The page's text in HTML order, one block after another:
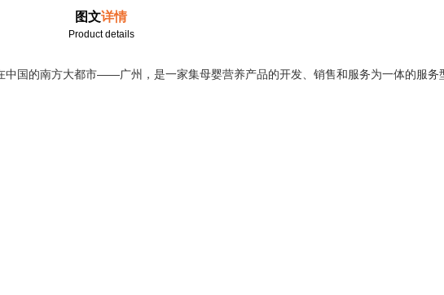
图文详情
Product details
国的南方大都市——广州，是一家集母婴营养产品的开发、销售和服务为一体的服务